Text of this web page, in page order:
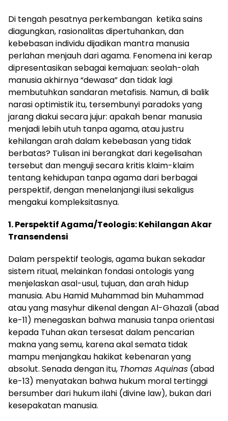
Di tengah pesatnya perkembangan ketika sains
diagungkan, rasionalitas dipertuhankan, dan
kebebasan individu dijadikan mantra manusia
perlahan menjauh dari agama. Fenomena ini kerap
dipresentasikan sebagai kemajuan: seolah-olah
manusia akhirnya “dewasa” dan tidak lagi
membutuhkan sandaran metafisis. Namun, di balik
narasi optimistik itu, tersembunyi paradoks yang
jarang diakui secara jujur: apakah benar manusia
menjadi lebih utuh tanpa agama, atau justru
kehilangan arah dalam kebebasan yang tidak
berbatas? Tulisan ini berangkat dari kegelisahan
tersebut dan menguji secara kritis klaim-klaim
tentang kehidupan tanpa agama dari berbagai
perspektif, dengan menelanjangi ilusi sekaligus
mengakui kompleksitasnya.
1. Perspektif Agama/Teologis: Kehilangan Akar
Transendensi
Dalam perspektif teologis, agama bukan sekadar
sistem ritual, melainkan fondasi ontologis yang
menjelaskan asal-usul, tujuan, dan arah hidup
manusia. Abu Hamid Muhammad bin Muhammad
atau yang masyhur dikenal dengan Al-Ghazali (abad
ke-11) menegaskan bahwa manusia tanpa orientasi
kepada Tuhan akan tersesat dalam pencarian
makna yang semu, karena akal semata tidak
mampu menjangkau hakikat kebenaran yang
absolut. Senada dengan itu, Thomas Aquinas (abad
ke-13) menyatakan bahwa hukum moral tertinggi
bersumber dari hukum ilahi (divine law), bukan dari
kesepakatan manusia.